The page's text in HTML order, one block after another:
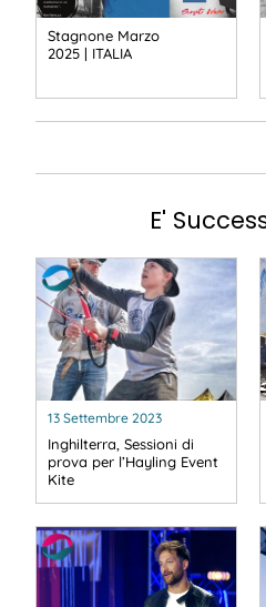
Stagnone Marzo
2025 | ITALIA
E'
13 Settembre 2023
Inghilterra, Sessioni di
prova per l’Hayling Event
Kite